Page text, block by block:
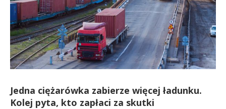
Jedna ciężarówka zabierze więcej ładunku.
Kolej pyta, kto zapłaci za skutki